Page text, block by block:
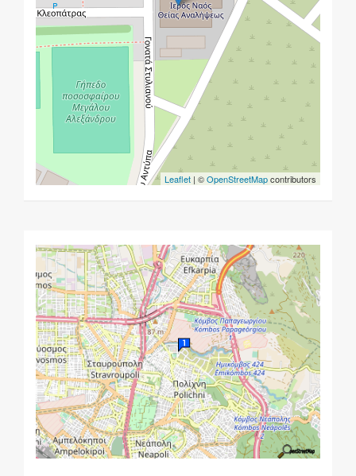
Leaflet | ©OpenStreetMapcontributors